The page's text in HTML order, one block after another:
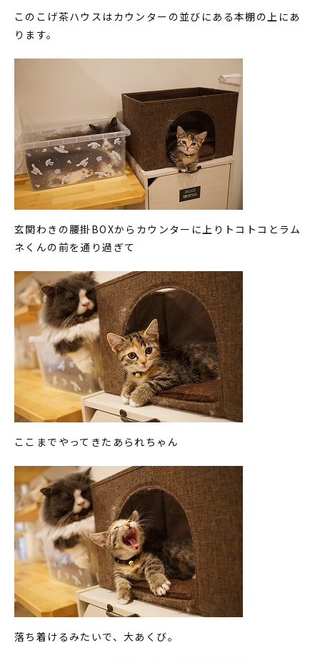
このこげ茶ハウスはカウンターの並びにある本棚の上にあ
ります。
玄関わきの腰掛BOXからカウンターに上りトコトコとラム
ネくんの前を通り過ぎて
ここまでやってきたあられちゃん
落ち着けるみたいで、大あくび。